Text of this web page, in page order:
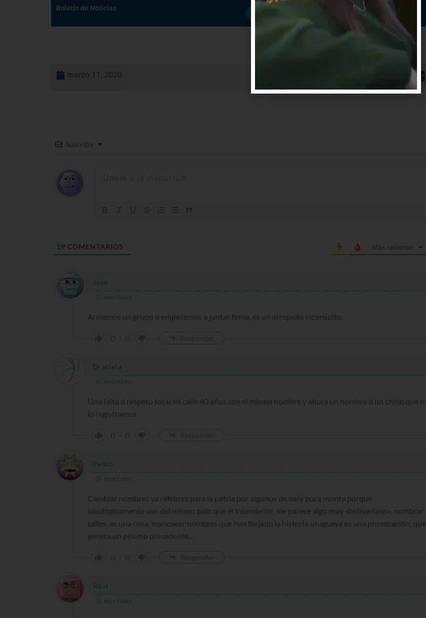
Boletín de Noticias
marzo 11, 2020
Suscribir
19 COMENTARIOS Más reciente
José
Armemos un grupo o empecemos a juntar firma, es un atropello inconsulto.
Graciela
Una falta d respeto total mi calle 40 años con el mismo nombre y ahora un nombre d un chino.que ni
lo registramos
Pedro
Cambiar nombres ya célebres para la patria por algunos de muy poca monta porque
ideológicamente son del mismo palo que el intendente, me parece algo muy «bolivariano», nombrar
calles ,es una cosa, manosear nombres que han forjado la historia uruguaya es una provocación, que
genera un pésimo presedente…
Raúl